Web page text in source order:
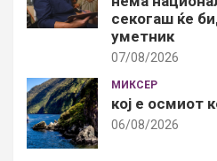
секогаш ќе
уметник
07/08/2026
МИКСЕР
кој е осмиот
06/08/2026